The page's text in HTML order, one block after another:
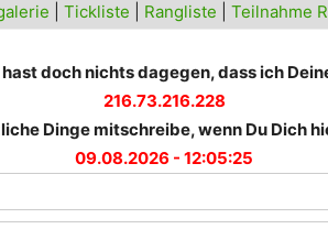
Tickliste Rangliste Teilnahme
hast doch nichts dagegen, dass ich
216.73.216.228
Dinge mitschreibe, wenn Du Dich
09.08.2026 - 12:05:25